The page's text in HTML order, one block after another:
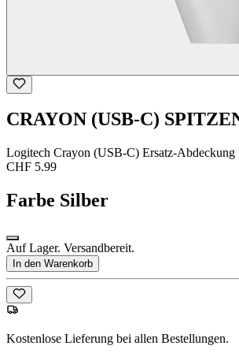
CRAYON (USB-C)
Logitech Crayon (USB-C) Ersatz-Abdeckung
CHF 5.99
Farbe Silber
Auf Lager. Versandbereit.
In den Warenkorb
Kostenlose Lieferung bei allen Bestellungen.